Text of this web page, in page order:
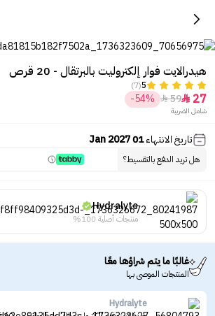
هيدرالايت فوار إلكتروليت بالبرتقال - 20 قرص
5
(7)
27

59

-54%
شامل الضريبة
تاريخ الانتهاء01 Jan 2027
هل تريد الدفع بالتقسيط؟
Hydralyte
منتجات أصلية 100%
غالبًا ما يتم شراؤها معًا
المنتجات الموصى بها
Hydralyte